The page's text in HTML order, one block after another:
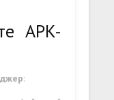
APK-
: